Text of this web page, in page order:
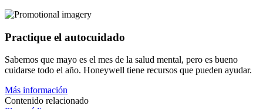
Practique el autocuidado
Sabemos que mayo es el mes de la salud mental, pero es bueno
cuidarse todo el año. Honeywell tiene recursos que pueden ayudar.
Más información
Contenido relacionado